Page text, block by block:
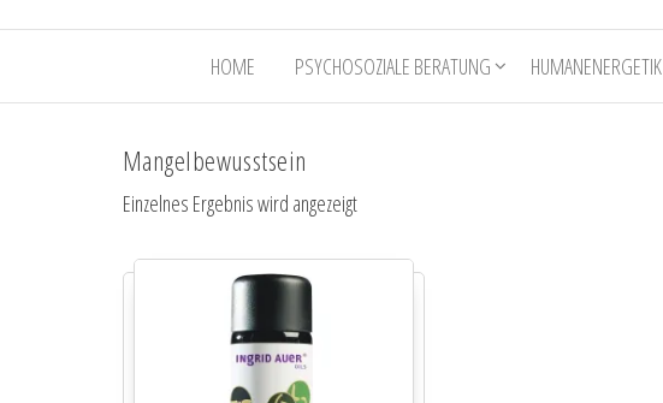
HOME PSYCHOSOZIALE BERATUNG HUMANENERGETIK
Mangelbewusstsein
Einzelnes Ergebnis wird angezeigt